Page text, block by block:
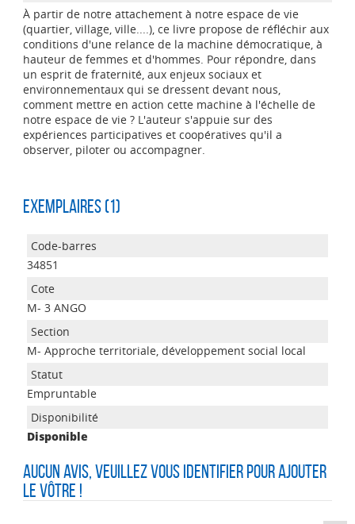
À partir de notre attachement à notre espace de vie
(quartier, village, ville....), ce livre propose de réfléchir aux
conditions d'une relance de la machine démocratique, à
hauteur de femmes et d'hommes. Pour répondre, dans
un esprit de fraternité, aux enjeux sociaux et
environnementaux qui se dressent devant nous,
comment mettre en action cette machine à l'échelle de
notre espace de vie ? L'auteur s'appuie sur des
expériences participatives et coopératives qu'il a
observer, piloter ou accompagner.
Exemplaires (1)
34851
M- 3 ANGO
M- Approche territoriale, développement social local
Empruntable
Disponible
Aucun avis, veuillez vous identifier pour ajouter
le vôtre !